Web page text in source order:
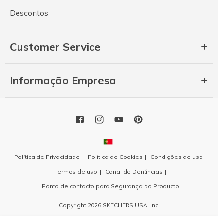
Descontos
Customer Service
Informação Empresa
Política de Privacidade Política de Cookies
Condições de uso
Termos de uso
Canal de Denúncias
Ponto de contacto para Segurança do Producto
Copyright 2026 SKECHERS USA, Inc.